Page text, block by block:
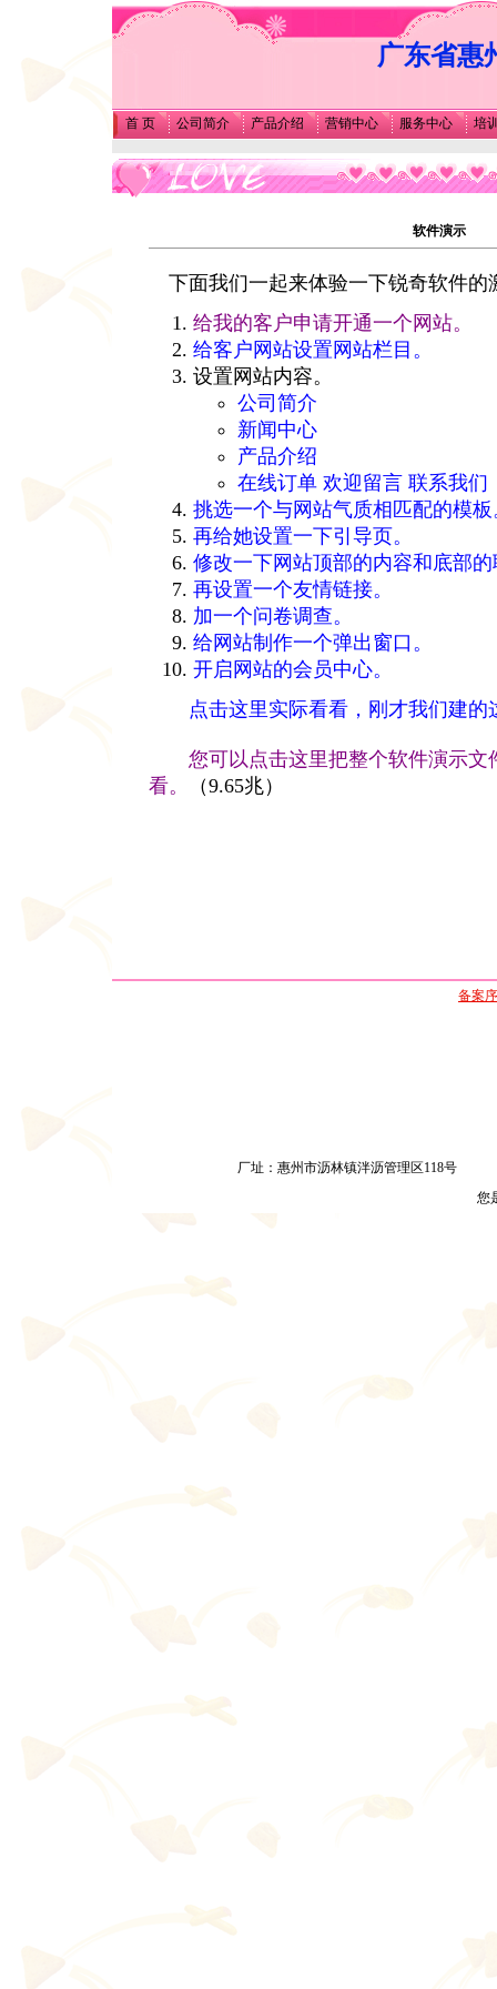
广东省惠州
首 页 公司简介 产品介绍 营销中心 服务中心 培
软件演示
下面我们一起来体验一下锐奇软件的
给我的客户申请开通一个网站。
给客户网站设置网站栏目。
设置网站内容。
公司简介
新闻中心
产品介绍
在线订单 欢迎留言 联系我们
挑选一个与网站气质相匹配的模板
再给她设置一下引导页。
修改一下网站顶部的内容和底部
再设置一个友情链接。
加一个问卷调查。
给网站制作一个弹出窗口。
开启网站的会员中心。
点击这里实际看看，刚才我们建的
您可以点击这里把整个软件演示文
看。
（9.65兆）
备案
厂址：惠州市沥林镇泮沥管理区118号
您